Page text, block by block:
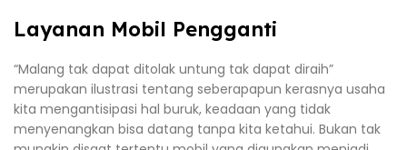
Layanan Mobil Pengganti
“Malang tak dapat ditolak untung tak dapat diraih”
merupakan ilustrasi tentang seberapapun kerasnya usaha
kita mengantisipasi hal buruk, keadaan yang tidak
menyenangkan bisa datang tanpa kita ketahui. Bukan tak